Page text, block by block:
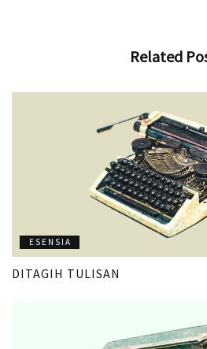
Related
ESENSIA
DITAGIH TULISAN